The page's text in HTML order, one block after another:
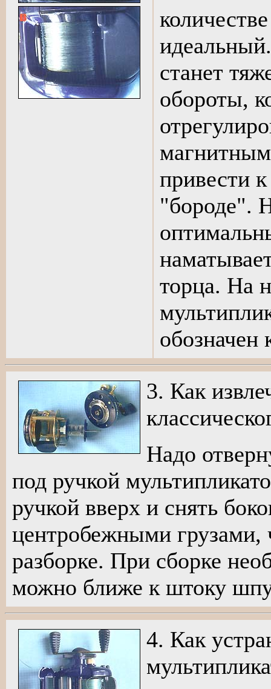
станет
обороты,
привести
"бороде".
торца. На
обозначен
3. Как
Надо
под ручкой
ручкой вверх и снять
центробежными грузами,
разборке. При сборке
можно ближе к штоку
4. Как